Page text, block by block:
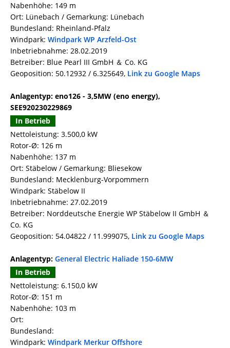
Nabenhöhe: 149 m
Ort: Lünebach / Gemarkung: Lünebach
Bundesland: Rheinland-Pfalz
Windpark: Windpark WP Arzfeld-Ost
Inbetriebnahme: 28.02.2019
Betreiber: Blue Pearl III GmbH ＆ Co. KG
Geoposition: 50.12932 / 6.325649, Link zu Google Maps
Anlagentyp: eno126 - 3,5MW (eno energy),
SEE920230229869
In Betrieb
Nettoleistung: 3.500,0 kW
Rotor-Ø: 126 m
Nabenhöhe: 137 m
Ort: Stäbelow / Gemarkung: Bliesekow
Bundesland: Mecklenburg-Vorpommern
Windpark: Stäbelow II
Inbetriebnahme: 27.02.2019
Betreiber: Norddeutsche Energie WP Stäbelow II GmbH ＆
Co. KG
Geoposition: 54.04822 / 11.999075, Link zu Google Maps
Anlagentyp: General Electric Haliade 150-6MW
In Betrieb
Nettoleistung: 6.150,0 kW
Rotor-Ø: 151 m
Nabenhöhe: 103 m
Ort:
Bundesland:
Windpark: Windpark Merkur Offshore